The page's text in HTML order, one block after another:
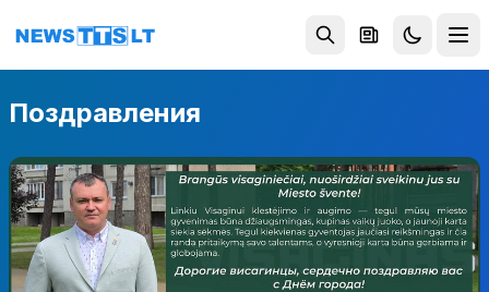
Перейти к содержимому
Поздравления